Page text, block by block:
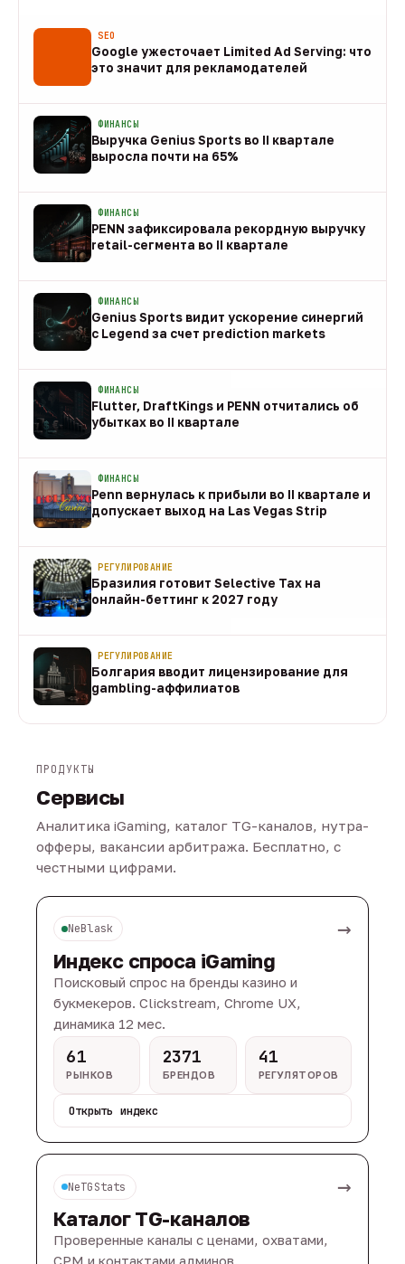
SEO
Google ужесточает Limited Ad Serving: что
это значит для рекламодателей
ФИНАНСЫ
Выручка Genius Sports во II квартале
выросла почти на 65%
ФИНАНСЫ
PENN зафиксировала рекордную выручку
retail-сегмента во II квартале
ФИНАНСЫ
Genius Sports видит ускорение синергий
с Legend за счет prediction markets
ФИНАНСЫ
Flutter, DraftKings и PENN отчитались об
убытках во II квартале
ФИНАНСЫ
Penn вернулась к прибыли во II квартале и
допускает выход на Las Vegas Strip
РЕГУЛИРОВАНИЕ
Бразилия готовит Selective Tax на
онлайн-беттинг к 2027 году
РЕГУЛИРОВАНИЕ
Болгария вводит лицензирование для
gambling-аффилиатов
ПРОДУКТЫ
Сервисы
Аналитика iGaming, каталог TG-каналов, нутра-
офферы, вакансии арбитража. Бесплатно, с
честными цифрами.
NeBlask →
Индекс спроса iGaming
Поисковый спрос на бренды казино и
букмекеров. Clickstream, Chrome UX,
динамика 12 мес.
61
РЫНКОВ
2371
БРЕНДОВ
41
РЕГУЛЯТОРОВ
Открыть индекс
NeTGStats →
Каталог TG-каналов
Проверенные каналы с ценами, охватами,
CPM и контактами админов.